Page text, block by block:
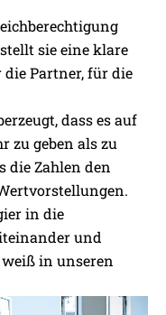
sie eine klare
Partner, für die
dass es auf
zu geben als zu
die Zahlen den
in die
und
in unseren